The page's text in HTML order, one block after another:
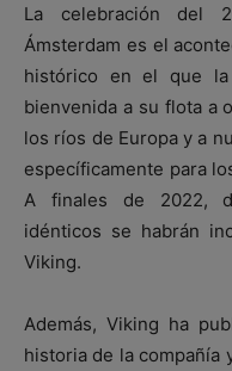
La celebración del
Ámsterdam es el
histórico en el que la
bienvenida a su flota a
los ríos de Europa y a
específicamente para
A finales de 2022,
idénticos se habrán
Viking.
Además, Viking ha
historia de la compañía